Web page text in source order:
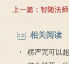
上一篇： 智随法
些疑问
相关阅读
楞严咒可以